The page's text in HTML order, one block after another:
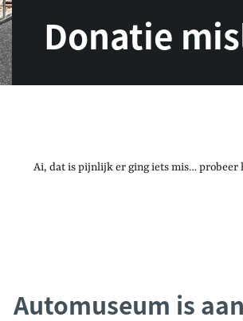
Donatie
Ai, dat is pijnlijk er ging iets mis… probeer
Automuseum is